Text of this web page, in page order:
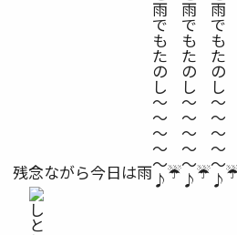
残念ながら今日は雨 ☔️ ☔️